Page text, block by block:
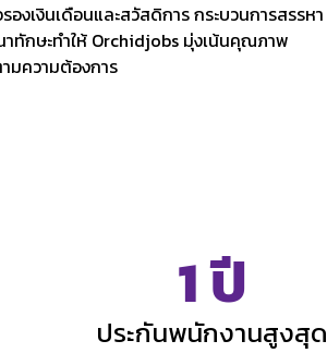
งเงินเดือนและสวัสดิการ กระบวนการสรรหา
ทักษะทำให้ Orchidjobs มุ่งเน้นคุณภาพ
มความต้องการ
1 ปี
ประกันพนักงานสูงสุด